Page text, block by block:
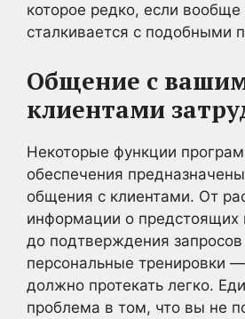
которое редко, если вообще
сталкивается с подобными
Общение с
клиентами
Некоторые функции
обеспечения
общения с клиентами. От
информации о предстоящих
до подтверждения запросов
персональные тренировки
должно протекать легко.
проблема в том, что вы не